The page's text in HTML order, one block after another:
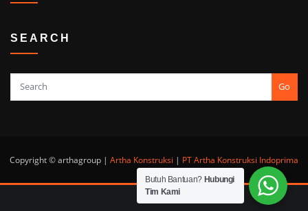
SEARCH
Go
Copyright © arthagroup | Artha Konstruksi | PT Artha Konstruksi Indoprima
Butuh Bantuan? Hubungi
Tim Kami